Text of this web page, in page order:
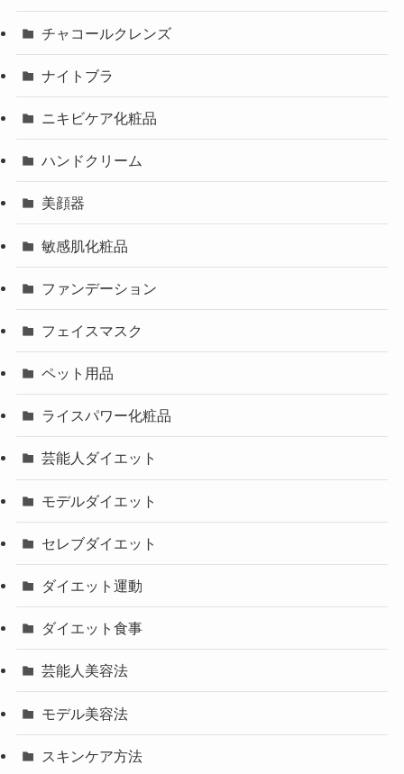
チャコールクレンズ
ナイトブラ
ニキビケア化粧品
ハンドクリーム
美顔器
敏感肌化粧品
ファンデーション
フェイスマスク
ペット用品
ライスパワー化粧品
芸能人ダイエット
モデルダイエット
セレブダイエット
ダイエット運動
ダイエット食事
芸能人美容法
モデル美容法
スキンケア方法